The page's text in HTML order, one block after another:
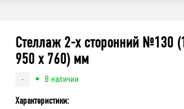
Стеллаж 2-х сторонний №130
950 х 760) мм
-
В наличии
Характеристики: